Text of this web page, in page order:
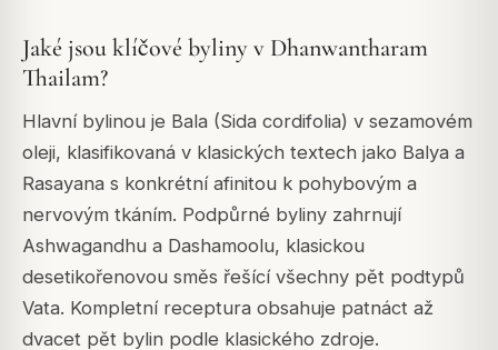
Jaké jsou klíčové byliny v Dhanwantharam
Thailam?
Hlavní bylinou je Bala (Sida cordifolia) v sezamovém
oleji, klasifikovaná v klasických textech jako Balya a
Rasayana s konkrétní afinitou k pohybovým a
nervovým tkáním. Podpůrné byliny zahrnují
Ashwagandhu a Dashamoolu, klasickou
desetikořenovou směs řešící všechny pět podtypů
Vata. Kompletní receptura obsahuje patnáct až
dvacet pět bylin podle klasického zdroje.